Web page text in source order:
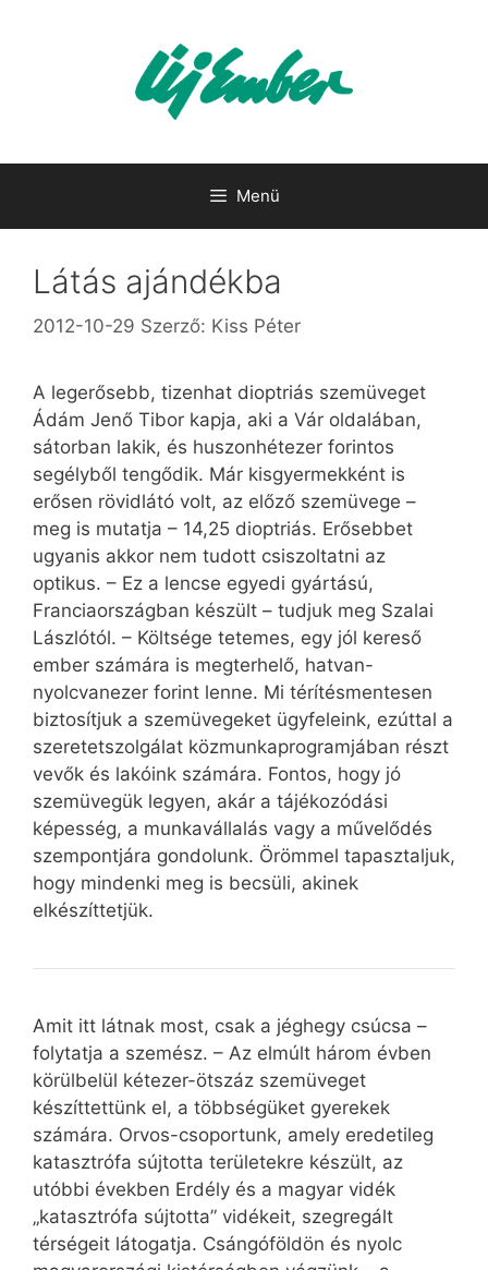
Menü
Látás ajándékba
2012-10-29 Szerző: Kiss Péter
A legerősebb, tizenhat dioptriás szemüveget
Ádám Jenő Tibor kapja, aki a Vár oldalában,
sátorban lakik, és huszonhétezer forintos
segélyből tengődik. Már kisgyermekként is
erősen rövidlátó volt, az előző szemüvege –
meg is mutatja – 14,25 dioptriás. Erősebbet
ugyanis akkor nem tudott csiszoltatni az
optikus. – Ez a lencse egyedi gyártású,
Franciaországban készült – tudjuk meg Szalai
Lászlótól. – Költsége tetemes, egy jól kereső
ember számára is megterhelő, hatvan-
nyolcvanezer forint lenne. Mi térítésmentesen
biztosítjuk a szemüvegeket ügyfeleink, ezúttal a
szeretetszolgálat közmunkaprogramjában részt
vevők és lakóink számára. Fontos, hogy jó
szemüvegük legyen, akár a tájékozódási
képesség, a munkavállalás vagy a művelődés
szempontjára gondolunk. Örömmel tapasztaljuk,
hogy mindenki meg is becsüli, akinek
elkészíttetjük.
Amit itt látnak most, csak a jéghegy csúcsa –
folytatja a szemész. – Az elmúlt három évben
körülbelül kétezer-ötszáz szemüveget
készíttettünk el, a többségüket gyerekek
számára. Orvos-csoportunk, amely eredetileg
katasztrófa sújtotta területekre készült, az
utóbbi években Erdély és a magyar vidék
„katasztrófa sújtotta” vidékeit, szegregált
térségeit látogatja. Csángóföldön és nyolc